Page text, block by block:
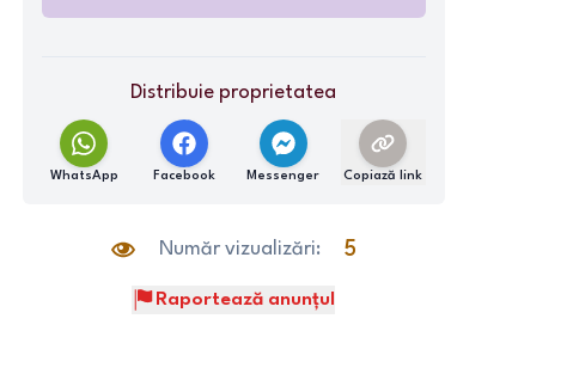
Distribuie proprietatea
WhatsApp Facebook Messenger Copiază link
Număr vizualizări: 5
Raportează anunțul